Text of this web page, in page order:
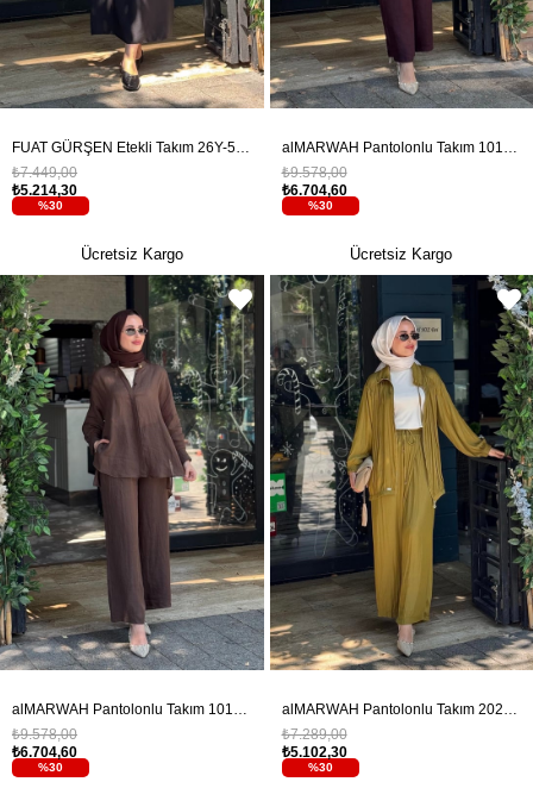
%30
₺5.214,30
₺7.449,00
Ücretsiz Kargo
%30
₺6.704,60
₺9.578,00
Ücretsiz Kargo
alMARWAH Pantolonlu Takım 101008T Kahverengi
%30
₺6.704,60
₺9.578,00
alMARWAH Pantolonlu Takım 202973 Yağ Yeşili
%30
₺5.102,30
₺7.289,00